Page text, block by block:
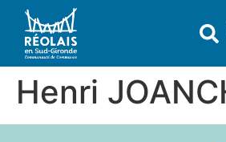
principal
Henri